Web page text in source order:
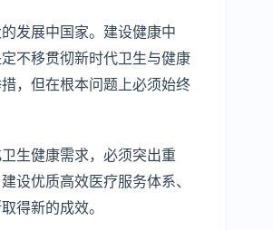
发展中国家。建设健康中
不移贯彻新时代卫生与健康
，但在根本问题上必须始终
生健康需求，必须突出重
设优质高效医疗服务体系、
得新的成效。